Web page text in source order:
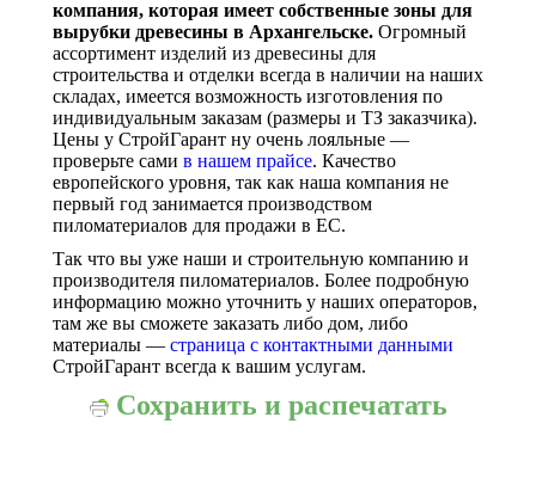
компания, которая имеет собственные зоны для
вырубки древесины в Архангельске. Огромный
ассортимент изделий из древесины для
строительства и отделки всегда в наличии на наших
складах, имеется возможность изготовления по
индивидуальным заказам (размеры и ТЗ заказчика).
Цены у СтройГарант ну очень лояльные —
проверьте сами в нашем прайсе. Качество
европейского уровня, так как наша компания не
первый год занимается производством
пиломатериалов для продажи в ЕС.
Так что вы уже наши и строительную компанию и
производителя пиломатериалов. Более подробную
информацию можно уточнить у наших операторов,
там же вы сможете заказать либо дом, либо
материалы — страница с контактными данными
СтройГарант всегда к вашим услугам.
Сохранить и распечатать